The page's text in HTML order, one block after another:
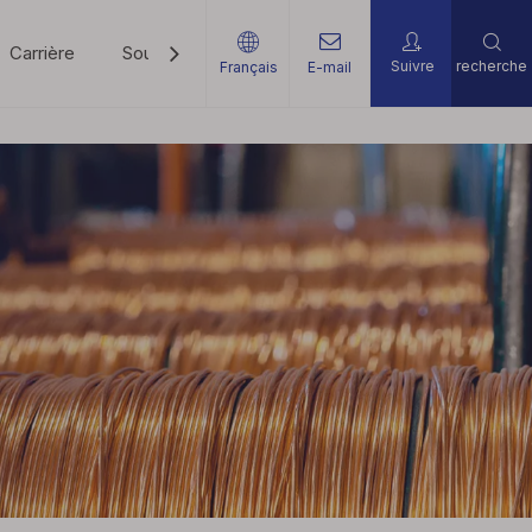
Carrière Soutien Nouvelles Contactez-Nous
Français E-mail Suivre recherche